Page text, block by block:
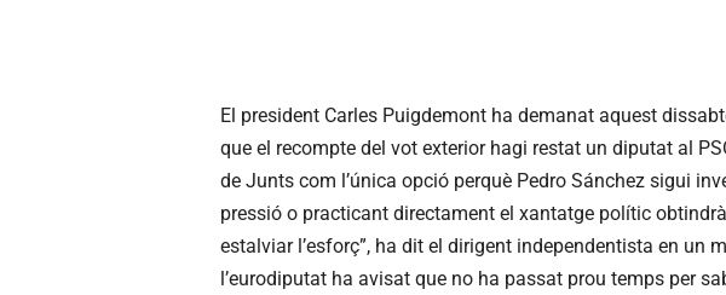
El president Carles Puigdemont ha demanat aquest
que el recompte del vot exterior hagi restat un diputat al
de Junts com l’única opció perquè Pedro Sánchez sigui
pressió o practicant directament el xantatge polític
estalviar l’esforç”, ha dit el dirigent independentista en un
l’eurodiputat ha avisat que no ha passat prou temps per